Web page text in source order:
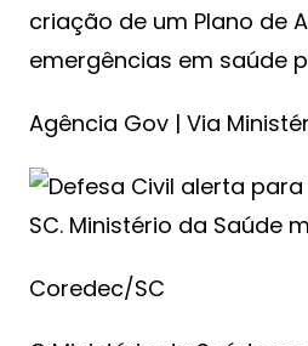
criação de um Plano de
emergências em saúde
Agência Gov | Via
Coredec/SC